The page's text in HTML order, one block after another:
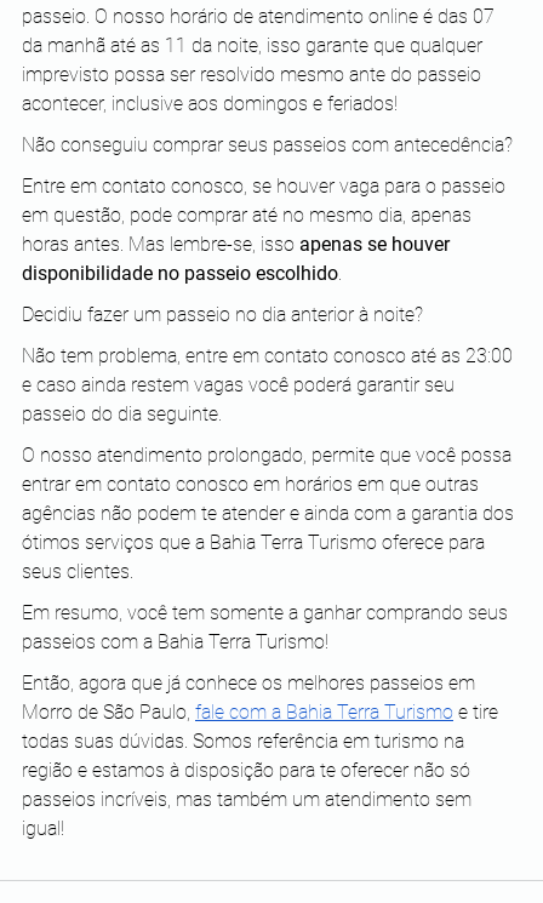
passeio. O nosso horário de atendimento online é das 07
da manhã até as 11 da noite, isso garante que qualquer
imprevisto possa ser resolvido mesmo ante do passeio
acontecer, inclusive aos domingos e feriados!
Não conseguiu comprar seus passeios com antecedência?
Entre em contato conosco, se houver vaga para o passeio
em questão, pode comprar até no mesmo dia, apenas
horas antes. Mas lembre-se, isso apenas se houver
disponibilidade no passeio escolhido
Decidiu fazer um passeio no dia anterior à noite?
Não tem problema, entre em contato conosco até as 23:00
e caso ainda restem vagas você poderá garantir seu
passeio do dia seguinte.
O nosso atendimento prolongado, permite que você possa
entrar em contato conosco em horários em que outras
agências não podem te atender e ainda com a garantia dos
ótimos serviços que a Bahia Terra Turismo oferece para
seus clientes.
Em resumo, você tem somente a ganhar comprando seus
passeios com a Bahia Terra Turismo!
Então, agora que já conhece os melhores passeios em
Morro de São Paulo, fale com a Bahia Terra Turismo e tire
todas suas dúvidas. Somos referência em turismo na
região e estamos à disposição para te oferecer não só
passeios incríveis, mas também um atendimento sem
igual!